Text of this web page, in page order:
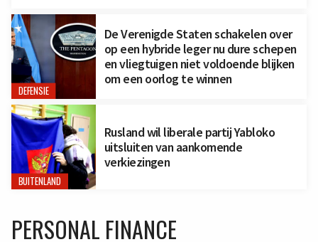
DEFENSIE
De Verenigde Staten schakelen over
op een hybride leger nu dure schepen
en vliegtuigen niet voldoende blijken
om een oorlog te winnen
BUITENLAND
Rusland wil liberale partij Yabloko
uitsluiten van aankomende
verkiezingen
PERSONAL FINANCE